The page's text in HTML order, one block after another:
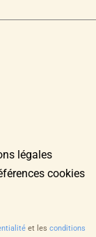
légales
cookies
et les conditions